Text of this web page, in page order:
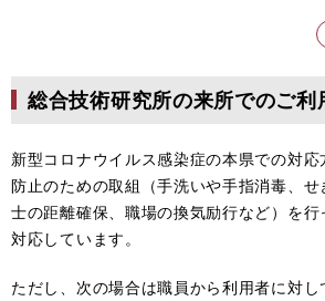
総合技術研究所の来所でのご利
新型コロナウイルス感染症の本県での対
防止のための取組（手洗いや手指消毒、
士の距離確保、職場の換気励行など）を行
対応しています。
ただし、次の場合は職員から利用者に対